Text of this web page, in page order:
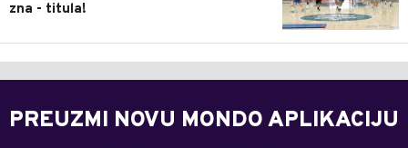
zna - titula!
PREUZMI NOVU MONDO APLIKACIJU